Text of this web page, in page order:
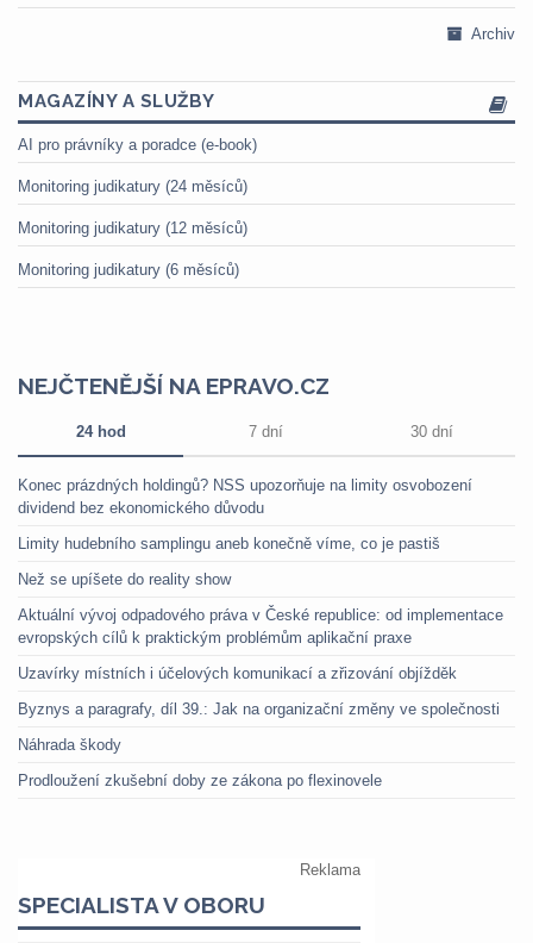
Archiv
MAGAZÍNY A SLUŽBY
AI pro právníky a poradce (e-book)
Monitoring judikatury (24 měsíců)
Monitoring judikatury (12 měsíců)
Monitoring judikatury (6 měsíců)
NEJČTENĚJŠÍ NA EPRAVO.CZ
24 hod 7 dní 30 dní
Konec prázdných holdingů? NSS upozorňuje na limity osvobození
dividend bez ekonomického důvodu
Limity hudebního samplingu aneb konečně víme, co je pastiš
Než se upíšete do reality show
Aktuální vývoj odpadového práva v České republice: od implementace
evropských cílů k praktickým problémům aplikační praxe
Uzavírky místních i účelových komunikací a zřizování objížděk
Byznys a paragrafy, díl 39.: Jak na organizační změny ve společnosti
Náhrada škody
Prodloužení zkušební doby ze zákona po flexinovele